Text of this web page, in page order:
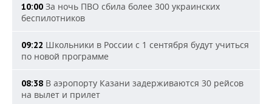
10:00 За ночь ПВО сбила более 300 украинских
беспилотников
09:22 Школьники в России с 1 сентября будут учиться
по новой программе
08:38 В аэропорту Казани задерживаются 30 рейсов
на вылет и прилет